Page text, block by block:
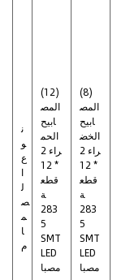
ن
و
ع
ا
ل
ص
م
ا
م
(12)
المص
ابيح
الحم
راء 2
* 12
قطع
ة
283
5
SMT
LED
مصبا
(8)
المص
ابيح
الخض
راء 2
* 12
قطع
ة
283
5
SMT
LED
مصبا